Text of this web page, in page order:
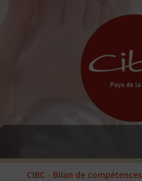
CIBC - Bilan de compétences